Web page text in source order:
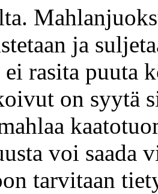
ja
rasita puuta
on syytä
voi
tarvitaan